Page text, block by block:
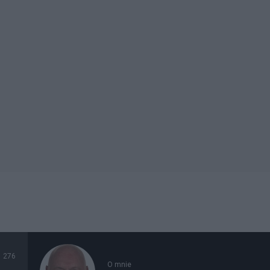
276
O mnie